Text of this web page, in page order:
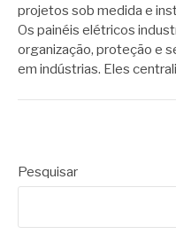
projetos sob medida e
Os painéis elétricos
organização, proteção e
em indústrias. Eles
Pesquisar